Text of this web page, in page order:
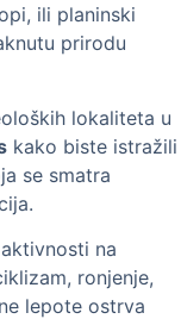
ili planinski
prirodu
lokaliteta u
kako biste istražili
se smatra
na
ronjenje,
lepote ostrva